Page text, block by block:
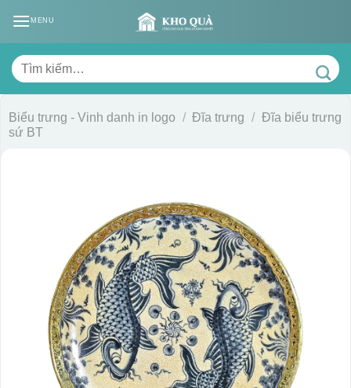
MENU
Tìm
kiếm:
Biểu trưng - Vinh danh in logo / Đĩa trưng / Đĩa biểu trưng
sứ BT